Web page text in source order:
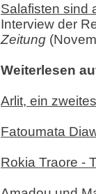
Salafisten sind
Interview der
Zeitung
Weiterlesen
Arlit, ein
Fatoumata
Rokia Traore -